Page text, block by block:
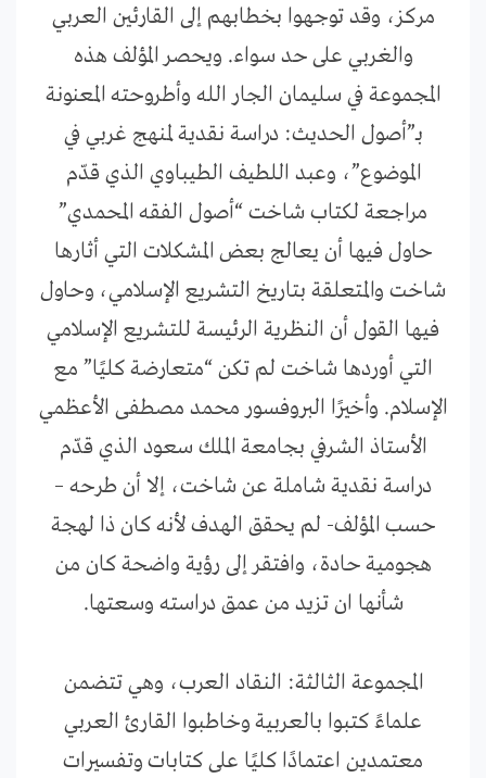
مركز، وقد توجهوا بخطابهم إلى القارئين العربي
والغربي على حد سواء. ويحصر المؤلف هذه
المجموعة في سليمان الجار الله وأطروحته المعنونة
بـ”أصول الحديث: دراسة نقدية لمنهج غربي في
الموضوع”، وعبد اللطيف الطيباوي الذي قدّم
مراجعة لكتاب شاخت “أصول الفقه المحمدي”
حاول فيها أن يعالج بعض المشكلات التي أثارها
شاخت والمتعلقة بتاريخ التشريع الإسلامي، وحاول
فيها القول أن النظرية الرئيسة للتشريع الإسلامي
التي أوردها شاخت لم تكن “متعارضة كليًا” مع
الإسلام. وأخيرًا البروفسور محمد مصطفى الأعظمي
الأستاذ الشرفي بجامعة الملك سعود الذي قدّم
دراسة نقدية شاملة عن شاخت، إلا أن طرحه –
حسب المؤلف- لم يحقق الهدف لأنه كان ذا لهجة
هجومية حادة، وافتقر إلى رؤية واضحة كان من
شأنها ان تزيد من عمق دراسته وسعتها.
المجموعة الثالثة: النقاد العرب، وهي تتضمن
علماءً كتبوا بالعربية وخاطبوا القارئ العربي
معتمدين اعتمادًا كليًا على كتابات وتفسيرات